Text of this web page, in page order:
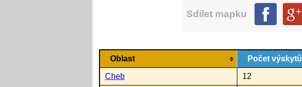
Sdílet mapku
Oblast Počet výskytů
Cheb 12